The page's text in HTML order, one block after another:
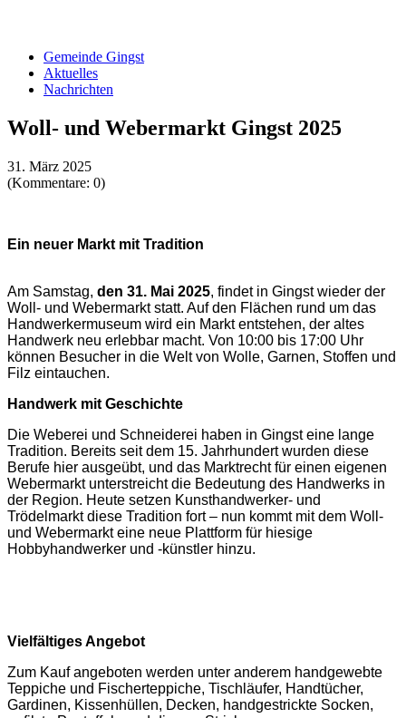
Gemeinde Gingst
Aktuelles
Nachrichten
Woll- und Webermarkt Gingst 2025
31. März 2025
(Kommentare: 0)
Ein neuer Markt mit Tradition
Am Samstag, den 31. Mai 2025, findet in Gingst wieder der
Woll- und Webermarkt statt. Auf den Flächen rund um das
Handwerkermuseum wird ein Markt entstehen, der altes
Handwerk neu erlebbar macht. Von 10:00 bis 17:00 Uhr
können Besucher in die Welt von Wolle, Garnen, Stoffen und
Filz eintauchen.
Handwerk mit Geschichte
Die Weberei und Schneiderei haben in Gingst eine lange
Tradition. Bereits seit dem 15. Jahrhundert wurden diese
Berufe hier ausgeübt, und das Marktrecht für einen eigenen
Webermarkt unterstreicht die Bedeutung des Handwerks in
der Region. Heute setzen Kunsthandwerker- und
Trödelmarkt diese Tradition fort – nun kommt mit dem Woll-
und Webermarkt eine neue Plattform für hiesige
Hobbyhandwerker und -künstler hinzu.
Vielfältiges Angebot
Zum Kauf angeboten werden unter anderem handgewebte
Teppiche und Fischerteppiche, Tischläufer, Handtücher,
Gardinen, Kissenhüllen, Decken, handgestrickte Socken,